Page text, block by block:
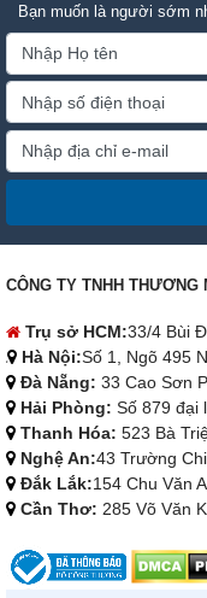
Bạn muốn là người sớm
CÔNG TY TNHH THƯƠNG
Trụ sở HCM:33/4 Bùi
Hà Nội:Số 1, Ngõ 495
Đà Nẵng: 33 Cao Sơn
Hải Phòng: Số 879 đại
Thanh Hóa: 523 Bà
Nghệ An:43 Trường
Đắk Lắk:154 Chu Văn
Cần Thơ: 285 Võ Văn